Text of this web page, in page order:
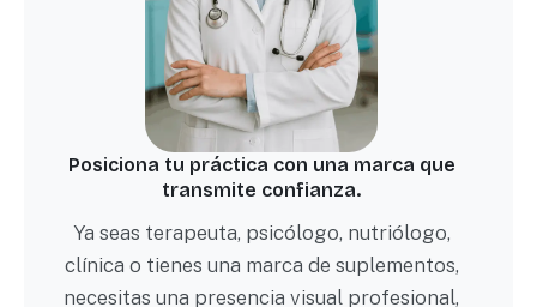
Posiciona tu práctica con una marca que
transmite confianza.
Ya seas terapeuta, psicólogo, nutriólogo,
clínica o tienes una marca de suplementos,
necesitas una presencia visual profesional,